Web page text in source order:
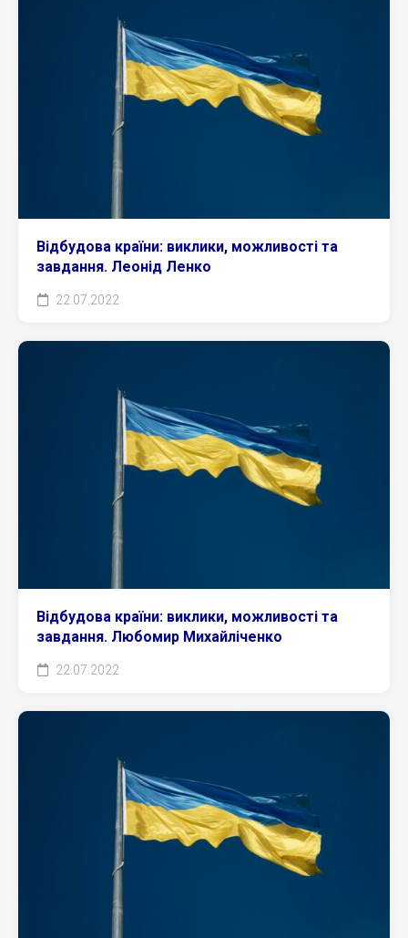
Відбудова країни: виклики, можливості та
завдання. Леонід Ленко
22.07.2022
Відбудова країни: виклики, можливості та
завдання. Любомир Михайліченко
22.07.2022